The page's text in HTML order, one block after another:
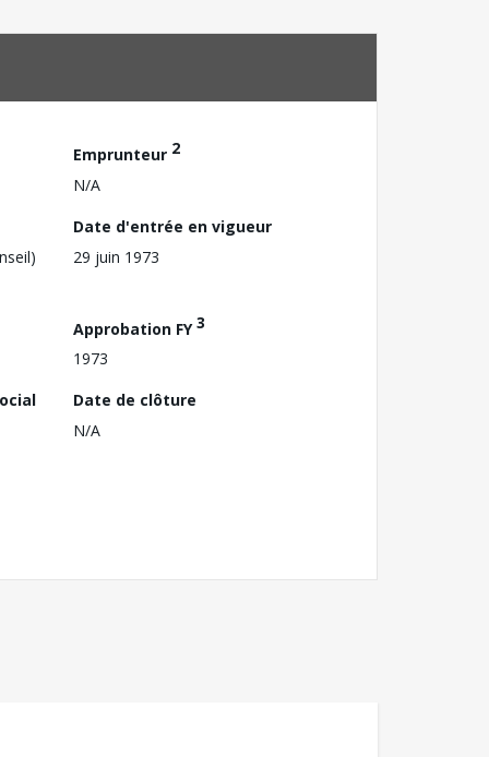
Emprunteur 2
N/A
Date d'entrée en vigueur
29 juin 1973
Approbation FY3
1973
Date de clôture
N/A